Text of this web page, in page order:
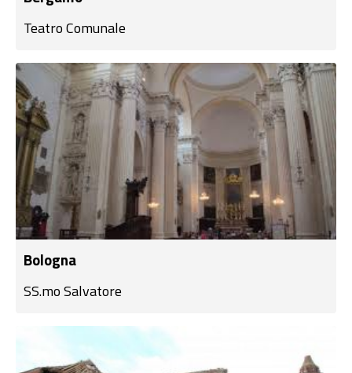
Teatro Comunale
Bologna
SS.mo Salvatore